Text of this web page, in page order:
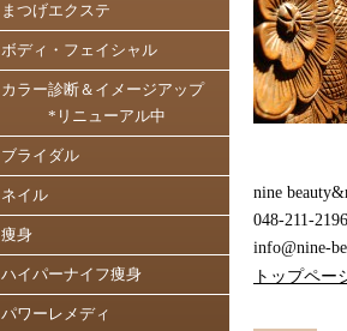
nine
048-211-2196
info@nine-
トップペー
まつげエクステ
ボディ・フェイシャル
カラー診断＆イメージアップ
*リニューアル中
ブライダル
ネイル
痩身
ハイパーナイフ痩身
パワーレメディ